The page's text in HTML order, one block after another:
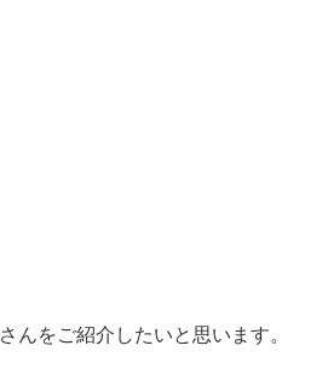
さんをご紹介したいと思います。